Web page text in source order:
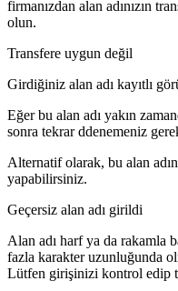
firmanızdan alan adınızın
olun.
Transfere uygun değil
Girdiğiniz alan adı kayıtlı
Eğer bu alan adı yakın
sonra tekrar ddenemeniz
Alternatif olarak, bu alan
yapabilirsiniz.
Geçersiz alan adı girildi
Alan adı harf ya da rakamla
fazla karakter uzunluğunda
Lütfen girişinizi kontrol edip